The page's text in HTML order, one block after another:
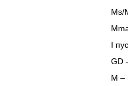
Ms/
I
GD-
М –